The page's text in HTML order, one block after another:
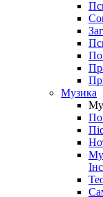
Музика